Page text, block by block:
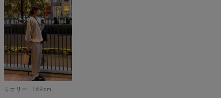
ミオリー 169cm